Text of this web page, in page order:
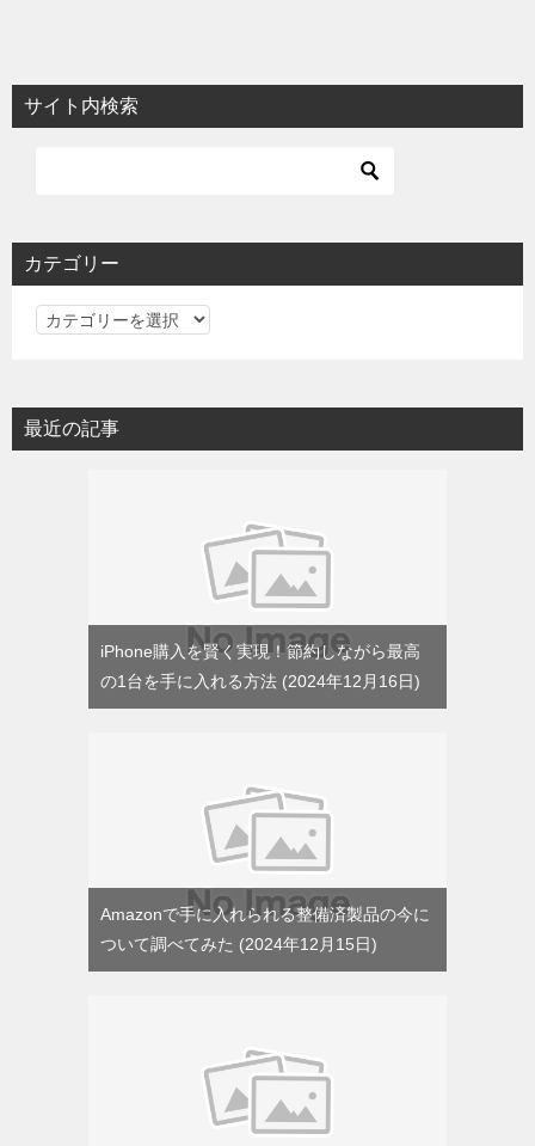
サイト内検索
カテゴリー
カ
リ
ー
最近の記事
iPhone購入を賢く実現！節約しながら最高
の1台を手に入れる方法
2024年12月16日
Amazonで手に入れられる整備済製品の今に
ついて調べてみた
2024年12月15日